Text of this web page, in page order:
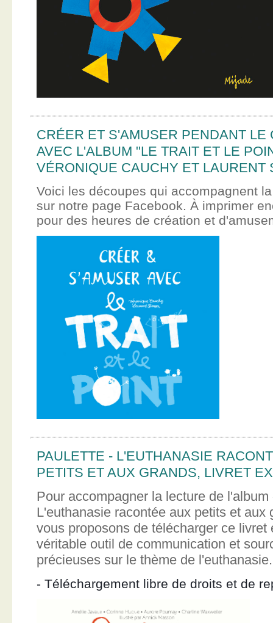
CRÉER ET S'AMUSER PENDANT LE
AVEC L'ALBUM "LE TRAIT ET LE
VÉRONIQUE CAUCHY ET LAURENT
Voici les découpes qui accompagnent
sur notre page Facebook. À imprimer
pour des heures de création et
PAULETTE - L'EUTHANASIE
PETITS ET AUX GRANDS, LIVRET
Pour accompagner la lecture de
L'euthanasie racontée aux petits et aux
vous proposons de télécharger ce livret
véritable outil de communication et
précieuses sur le thème de l'euthanasie.
- Téléchargement libre de droits et de